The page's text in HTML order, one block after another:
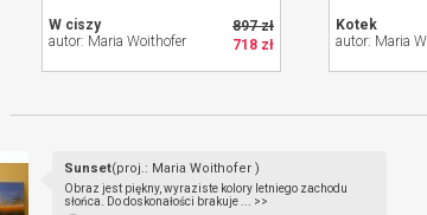
897 zł
718 zł
W ciszy
autor: Maria Woithofer
Kotek
autor: Maria
Sunset(proj.: Maria Woithofer )
Obraz jest piękny, wyraziste kolory letniego zachodu
słońca. Do doskonałości brakuje ... >>